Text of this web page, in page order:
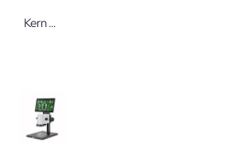
Kern Videomikroskop OIV 902 mit Gelenkarm zum Schrauben